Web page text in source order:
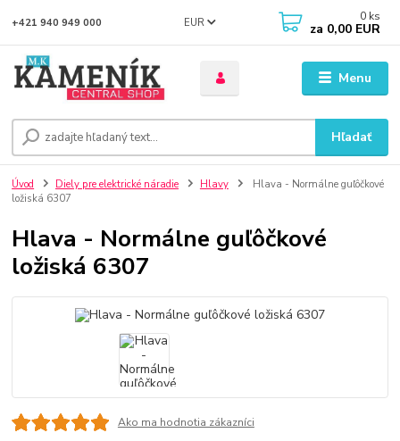
Menu
EUR
Hľadať
+421 940 949 000 0 ks
za 0,00 EUR
Úvod Diely pre elektrické náradie Hlavy
Hlava - Normálne guľôčkové
ložiská 6307
Hlava - Normálne guľôčkové
ložiská 6307
Ako ma hodnotia zákazníci